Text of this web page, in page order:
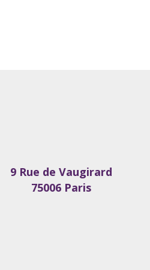
9 Rue de Vaugirard
75006 Paris